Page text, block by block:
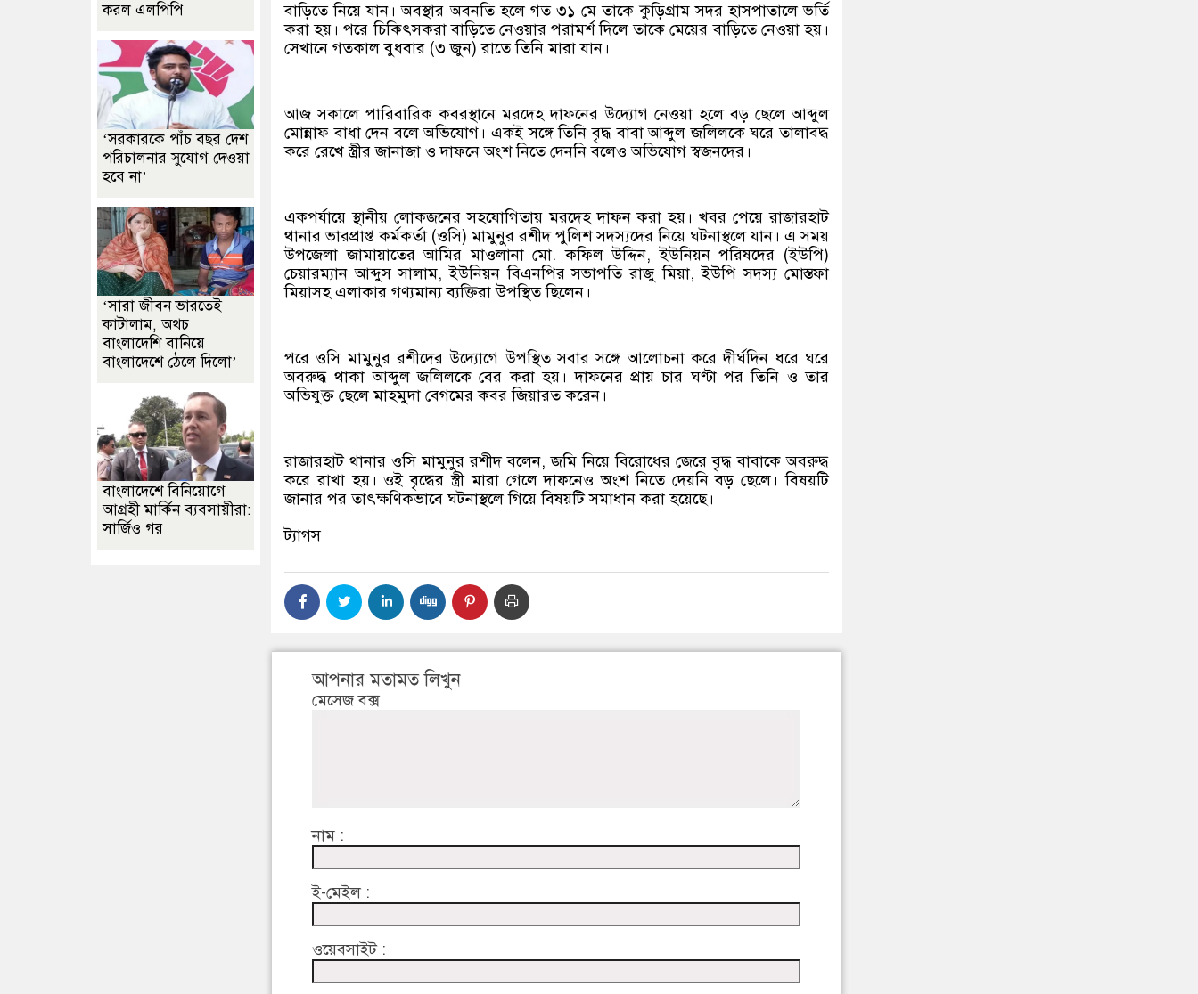
বাড়িতে নিয়ে যান। অবস্থার অবনতি হলে গত ৩১ মে তাকে কুড়িগ্রাম সদর হাসপাতালে ভর্তি
করা হয়। পরে চিকিৎসকরা বাড়িতে নেওয়ার পরামর্শ দিলে তাকে মেয়ের বাড়িতে নেওয়া হয়।
সেখানে গতকাল বুধবার (৩ জুন) রাতে তিনি মারা যান।
আজ সকালে পারিবারিক কবরস্থানে মরদেহ দাফনের উদ্যোগ নেওয়া হলে বড় ছেলে আব্দুল
মোন্নাফ বাধা দেন বলে অভিযোগ। একই সঙ্গে তিনি বৃদ্ধ বাবা আব্দুল জলিলকে ঘরে তালাবদ্ধ
করে রেখে স্ত্রীর জানাজা ও দাফনে অংশ নিতে দেননি বলেও অভিযোগ স্বজনদের।
একপর্যায়ে স্থানীয় লোকজনের সহযোগিতায় মরদেহ দাফন করা হয়। খবর পেয়ে রাজারহাট
থানার ভারপ্রাপ্ত কর্মকর্তা (ওসি) মামুনুর রশীদ পুলিশ সদস্যদের নিয়ে ঘটনাস্থলে যান। এ সময়
উপজেলা জামায়াতের আমির মাওলানা মো. কফিল উদ্দিন, ইউনিয়ন পরিষদের (ইউপি)
চেয়ারম্যান আব্দুস সালাম, ইউনিয়ন বিএনপির সভাপতি রাজু মিয়া, ইউপি সদস্য মোস্তফা
মিয়াসহ এলাকার গণ্যমান্য ব্যক্তিরা উপস্থিত ছিলেন।
পরে ওসি মামুনুর রশীদের উদ্যোগে উপস্থিত সবার সঙ্গে আলোচনা করে দীর্ঘদিন ধরে ঘরে
অবরুদ্ধ থাকা আব্দুল জলিলকে বের করা হয়। দাফনের প্রায় চার ঘণ্টা পর তিনি ও তার
অভিযুক্ত ছেলে মাহমুদা বেগমের কবর জিয়ারত করেন।
রাজারহাট থানার ওসি মামুনুর রশীদ বলেন, জমি নিয়ে বিরোধের জেরে বৃদ্ধ বাবাকে অবরুদ্ধ
করে রাখা হয়। ওই বৃদ্ধের স্ত্রী মারা গেলে দাফনেও অংশ নিতে দেয়নি বড় ছেলে। বিষয়টি
জানার পর তাৎক্ষণিকভাবে ঘটনাস্থলে গিয়ে বিষয়টি সমাধান করা হয়েছে।
ট্যাগস
আপনার মতামত লিখুন
মেসেজ বক্স
নাম :
ই-মেইল :
ওয়েবসাইট :
করল এলপিপি
‘সরকারকে পাঁচ বছর দেশ
পরিচালনার সুযোগ দেওয়া
হবে না’
‘সারা জীবন ভারতেই
কাটালাম, অথচ
বাংলাদেশি বানিয়ে
বাংলাদেশে ঠেলে দিলো’
বাংলাদেশে বিনিয়োগে
আগ্রহী মার্কিন ব্যবসায়ীরা:
সার্জিও গর